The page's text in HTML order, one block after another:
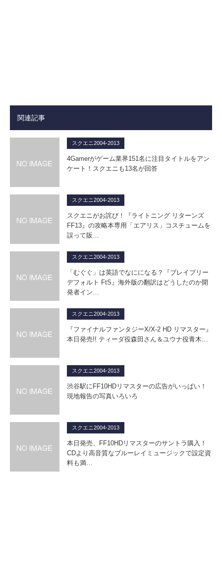
関連記事
スクエニ2004-2013
4Gamerがゲーム業界151名に注目タイトルをアン
ケート！スクエニも13名が回答
スクエニ2004-2013
スクエニがお詫び！『ライトニング リターンズ
FF13』の攻略本専用「エアリス」コスチュームを
誤って販…
スクエニ2004-2013
「むぐぐ」は英語でなにになる？『ブレイブリー
デフォルト FtS』海外版の翻訳はどうしたのか開
発者イン…
スクエニ2004-2013
『ファイナルファンタジーX/X-2 HD リマスター』
本日発売!! ティーダ役森田さん＆ユウナ役青木…
スクエニ2004-2013
渋谷駅にFF10HDリマスターの広告がいっぱい！
現地報告の写真いろいろ
スクエニ2004-2013
本日発売、FF10HDリマスターのサントラ購入！
CDより高音質なブルーレイミュージックで設定資
料も満…